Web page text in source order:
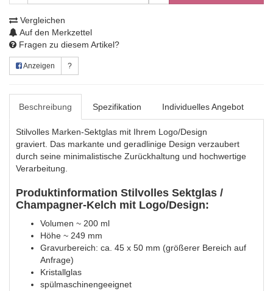
Vergleichen
Auf den Merkzettel
Fragen zu diesem Artikel?
Anzeigen ?
Beschreibung Spezifikation Individuelles Angebot
Stilvolles Marken-Sektglas mit Ihrem Logo/Design
graviert. Das markante und geradlinige Design verzaubert
durch seine minimalistische Zurückhaltung und hochwertige
Verarbeitung.
Produktinformation Stilvolles Sektglas /
Champagner-Kelch mit Logo/Design:
Volumen ~ 200 ml
Höhe ~ 249 mm
Gravurbereich: ca. 45 x 50 mm (größerer Bereich auf
Anfrage)
Kristallglas
spülmaschinengeeignet